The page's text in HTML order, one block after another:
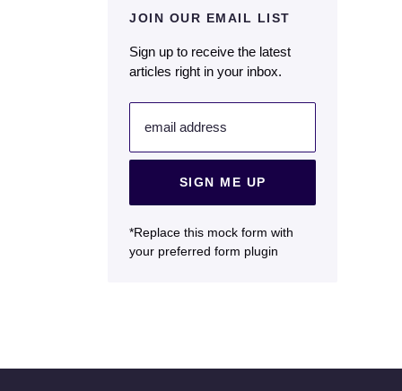
JOIN OUR EMAIL LIST
Sign up to receive the latest
articles right in your inbox.
email address
SIGN ME UP
*Replace this mock form with
your preferred form plugin